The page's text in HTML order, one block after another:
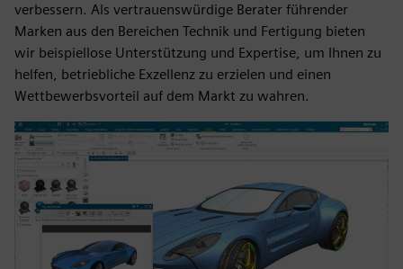
verbessern. Als vertrauenswürdige Berater führender
Marken aus den Bereichen Technik und Fertigung bieten
wir beispiellose Unterstützung und Expertise, um Ihnen zu
helfen, betriebliche Exzellenz zu erzielen und einen
Wettbewerbsvorteil auf dem Markt zu wahren.